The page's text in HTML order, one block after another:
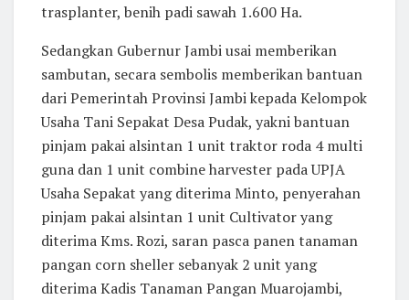
trasplanter, benih padi sawah 1.600 Ha.
Sedangkan Gubernur Jambi usai memberikan
sambutan, secara sembolis memberikan bantuan
dari Pemerintah Provinsi Jambi kepada Kelompok
Usaha Tani Sepakat Desa Pudak, yakni bantuan
pinjam pakai alsintan 1 unit traktor roda 4 multi
guna dan 1 unit combine harvester pada UPJA
Usaha Sepakat yang diterima Minto, penyerahan
pinjam pakai alsintan 1 unit Cultivator yang
diterima Kms. Rozi, saran pasca panen tanaman
pangan corn sheller sebanyak 2 unit yang
diterima Kadis Tanaman Pangan Muarojambi,